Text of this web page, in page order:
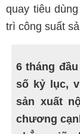
quay tiêu
trì công suất
6 tháng
số kỷ lục,
sản xuất
chương